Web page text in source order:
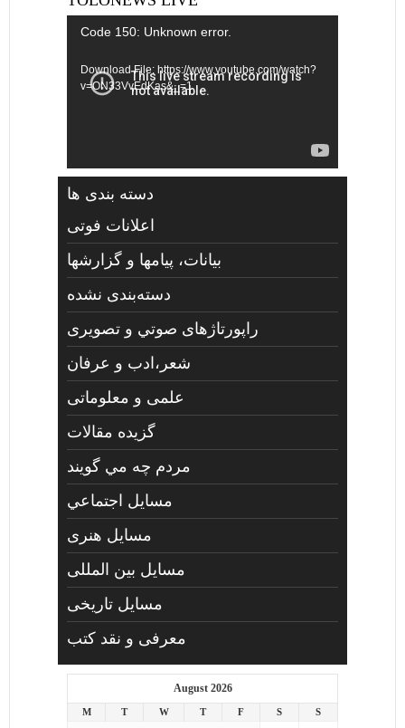
Video
Code 150: Unknown error.
Download File: https://www.youtube.com/watch?
v=ON33VvEdKas&_=1
دسته بندی ها
اعلانات فوتی
بیانات، پیامها و گزارشها
دسته‌بندی نشده
راپورتاژهای صوتي و تصويری
شعر،ادب و عرفان
علمی و معلوماتی
گزیده مقالات
مردم چه مي گويند
مسايل اجتماعي
مسايل هنری
مسایل بین المللی
مسایل تاریخی
معرفی و نقد کتب
August 2026
M T W T F S S